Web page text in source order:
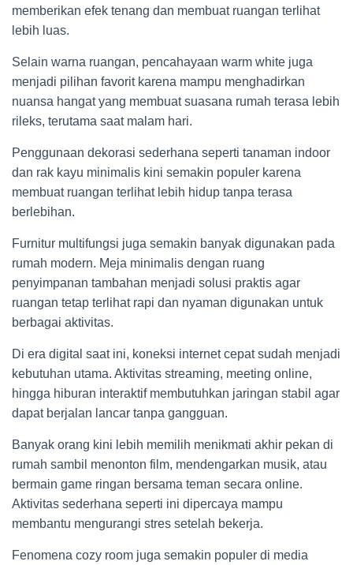
memberikan efek tenang dan membuat ruangan terlihat
lebih luas.
Selain warna ruangan, pencahayaan warm white juga
menjadi pilihan favorit karena mampu menghadirkan
nuansa hangat yang membuat suasana rumah terasa lebih
rileks, terutama saat malam hari.
Penggunaan dekorasi sederhana seperti tanaman indoor
dan rak kayu minimalis kini semakin populer karena
membuat ruangan terlihat lebih hidup tanpa terasa
berlebihan.
Furnitur multifungsi juga semakin banyak digunakan pada
rumah modern. Meja minimalis dengan ruang
penyimpanan tambahan menjadi solusi praktis agar
ruangan tetap terlihat rapi dan nyaman digunakan untuk
berbagai aktivitas.
Di era digital saat ini, koneksi internet cepat sudah menjadi
kebutuhan utama. Aktivitas streaming, meeting online,
hingga hiburan interaktif membutuhkan jaringan stabil agar
dapat berjalan lancar tanpa gangguan.
Banyak orang kini lebih memilih menikmati akhir pekan di
rumah sambil menonton film, mendengarkan musik, atau
bermain game ringan bersama teman secara online.
Aktivitas sederhana seperti ini dipercaya mampu
membantu mengurangi stres setelah bekerja.
Fenomena cozy room juga semakin populer di media